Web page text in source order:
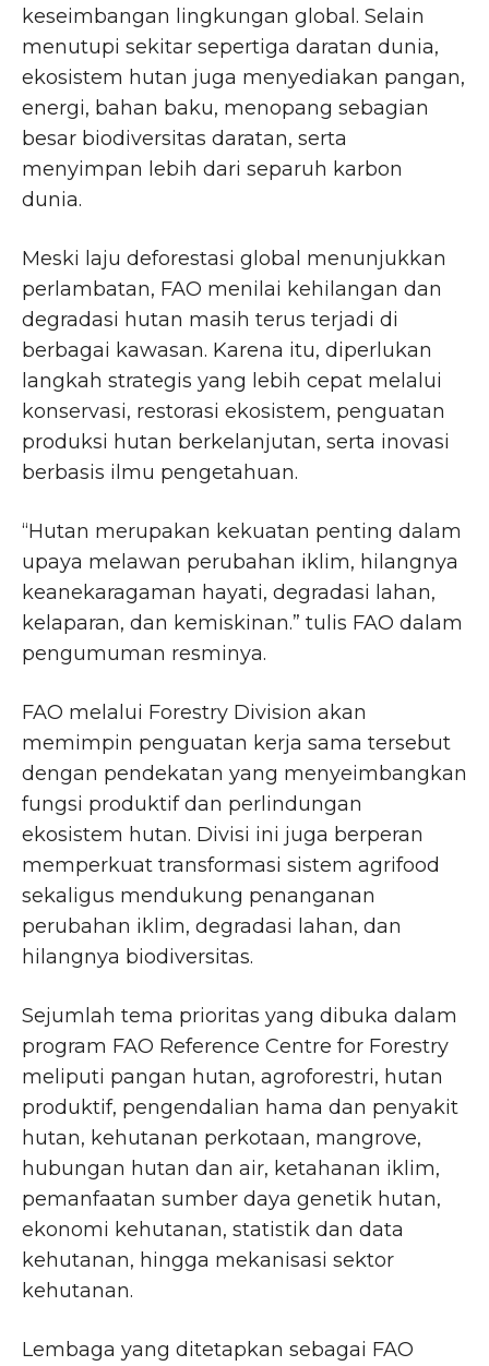
keseimbangan lingkungan global. Selain
menutupi sekitar sepertiga daratan dunia,
ekosistem hutan juga menyediakan pangan,
energi, bahan baku, menopang sebagian
besar biodiversitas daratan, serta
menyimpan lebih dari separuh karbon
dunia.
Meski laju deforestasi global menunjukkan
perlambatan, FAO menilai kehilangan dan
degradasi hutan masih terus terjadi di
berbagai kawasan. Karena itu, diperlukan
langkah strategis yang lebih cepat melalui
konservasi, restorasi ekosistem, penguatan
produksi hutan berkelanjutan, serta inovasi
berbasis ilmu pengetahuan.
“Hutan merupakan kekuatan penting dalam
upaya melawan perubahan iklim, hilangnya
keanekaragaman hayati, degradasi lahan,
kelaparan, dan kemiskinan.” tulis FAO dalam
pengumuman resminya.
FAO melalui Forestry Division akan
memimpin penguatan kerja sama tersebut
dengan pendekatan yang menyeimbangkan
fungsi produktif dan perlindungan
ekosistem hutan. Divisi ini juga berperan
memperkuat transformasi sistem agrifood
sekaligus mendukung penanganan
perubahan iklim, degradasi lahan, dan
hilangnya biodiversitas.
Sejumlah tema prioritas yang dibuka dalam
program FAO Reference Centre for Forestry
meliputi pangan hutan, agroforestri, hutan
produktif, pengendalian hama dan penyakit
hutan, kehutanan perkotaan, mangrove,
hubungan hutan dan air, ketahanan iklim,
pemanfaatan sumber daya genetik hutan,
ekonomi kehutanan, statistik dan data
kehutanan, hingga mekanisasi sektor
kehutanan.
Lembaga yang ditetapkan sebagai FAO